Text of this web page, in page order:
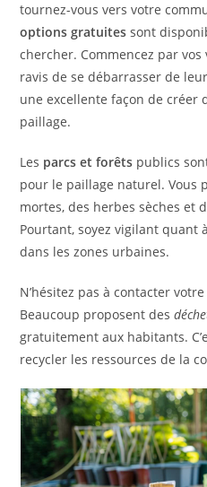
tournez-vous vers votre
options gratuites sont
chercher. Commencez par
ravis de se débarrasser de
une excellente façon de créer
paillage.
Les parcs et forêts publics
pour le paillage naturel. Vous
mortes, des herbes sèches et
Pourtant, soyez vigilant quant
dans les zones urbaines.
N’hésitez pas à contacter
Beaucoup proposent des
gratuitement aux habitants.
recycler les ressources de la